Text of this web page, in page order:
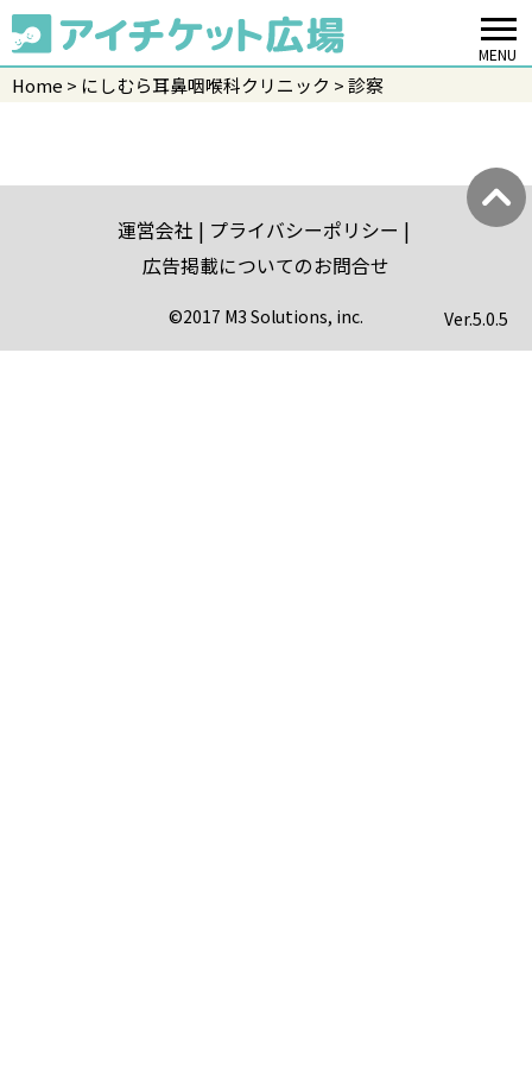
MENU
Home にしむら耳鼻咽喉科クリニック 診察
運営会社
プライバシーポリシー
広告掲載についてのお問合せ
©2017 M3 Solutions, inc. Ver.5.0.5